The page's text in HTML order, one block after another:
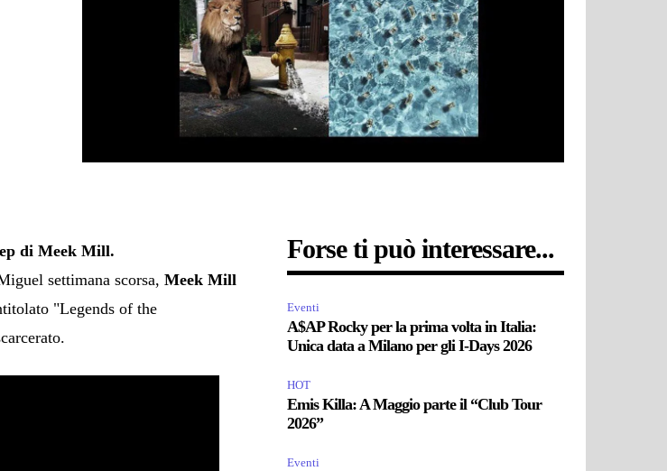
di Meek Mill.
settimana scorsa, Meek Mill
"Legends of the
Forse ti può interessare...
Eventi
A$AP Rocky per la prima volta in Italia:
Unica data a Milano per gli I-Days 2026
HOT
Emis Killa: A Maggio parte il “Club Tour
2026”
Eventi